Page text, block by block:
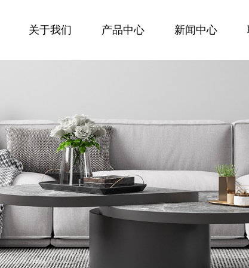
关于我们 产品中心 新闻中心